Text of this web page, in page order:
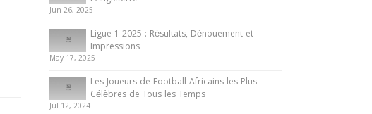
Présentation de l’équipe nationale de
football du Cameroun
8 August 2025
Jun 26, 2025
Ligue 1 2025 : Résultats, Dénouement et
Impressions
May 17, 2025
Les Joueurs de Football Africains les Plus
Célèbres de Tous les Temps
Jul 12, 2024